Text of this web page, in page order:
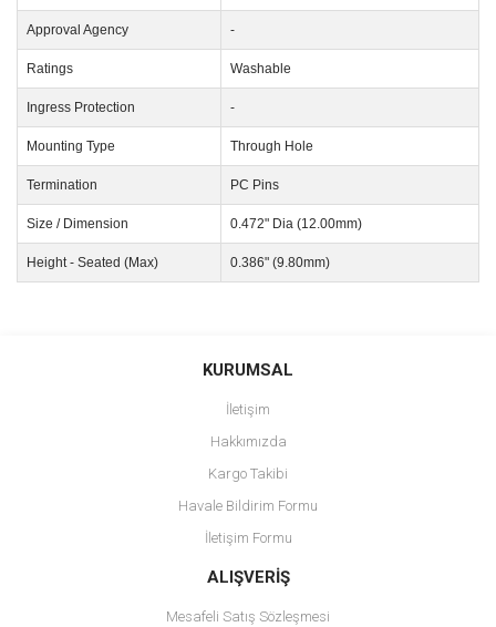
Approval Agency -
Ratings Washable
Ingress Protection -
Mounting Type Through Hole
Termination PC Pins
Size / Dimension 0.472" Dia (12.00mm)
Height - Seated (Max) 0.386" (9.80mm)
Bu ürüne ilk yorumu siz yapın!
Ürün resmi kalitesiz, bozuk veya görüntülenemiyor.
Ürün açıklamasında eksik bilgiler bulunuyor.
Ürün bilgilerinde hatalar bulunuyor.
Ürün fiyatı diğer sitelerden daha pahalı.
Bu ürüne benzer farklı alternatifler olmalı.
KURUMSAL
İletişim
Hakkımızda
Kargo Takibi
Havale Bildirim Formu
İletişim Formu
ALIŞVERİŞ
Mesafeli Satış Sözleşmesi